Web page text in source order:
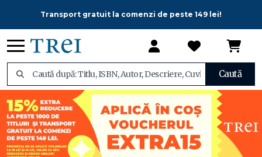
Transport gratuit la comenzi de peste 149 lei!
Caută